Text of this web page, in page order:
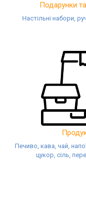
Подарунки
Настільні набори,
Печиво, кава, чай,
цукор, сіль,